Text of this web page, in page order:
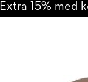
Extra 15% med